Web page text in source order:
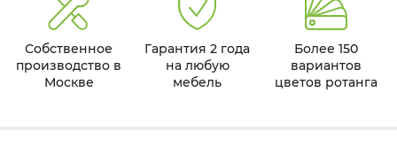
Собственное
производство в
Москве
Гарантия 2 года
на любую
мебель
Более 150
вариантов
цветов ротанга